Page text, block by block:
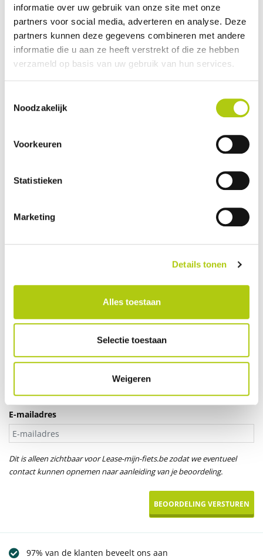
informatie over uw gebruik van onze site met onze
partners voor social media, adverteren en analyse. Deze
partners kunnen deze gegevens combineren met andere
informatie die u aan ze heeft verstrekt of die ze hebben
verzameld op basis van uw gebruik van hun services.
Noodzakelijk
Voorkeuren
Statistieken
Marketing
Details tonen
Alles toestaan
Selectie toestaan
Weigeren
Plus- en minpunten
Wat vind je van de scooter?
Je gegevens
Aanspreektitel *
Uw naam
E-mailadres
Dit is alleen zichtbaar voor Lease-mijn-fiets.be zodat we eventueel
contact kunnen opnemen naar aanleiding van je beoordeling.
97% van de klanten beveelt ons aan